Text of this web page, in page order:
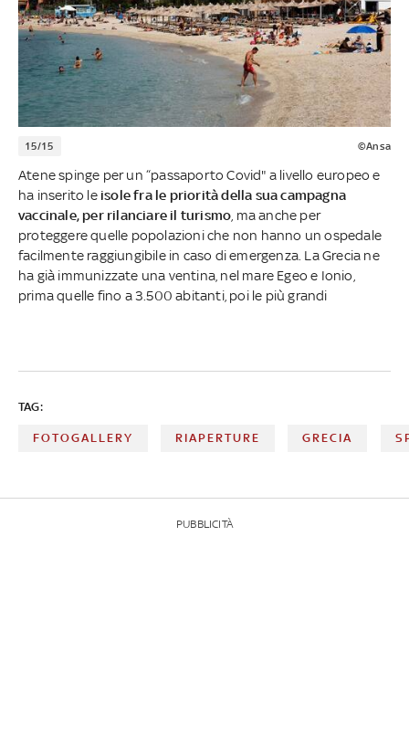
15/15 ©Ansa
Atene spinge per un “passaporto Covid" a livello europeo e
ha inserito leisole fra le priorità della sua campagna
vaccinale, per rilanciare il turismo , ma anche per
proteggere quelle popolazioni che non hanno un ospedale
facilmente raggiungibile in caso di emergenza. La Grecia ne
ha già immunizzate una ventina, nel mare Egeo e Ionio,
prima quelle fino a 3.500 abitanti, poi le più grandi
TAG:
FOTOGALLERY RIAPERTURE GRECIA
PUBBLICITÀ